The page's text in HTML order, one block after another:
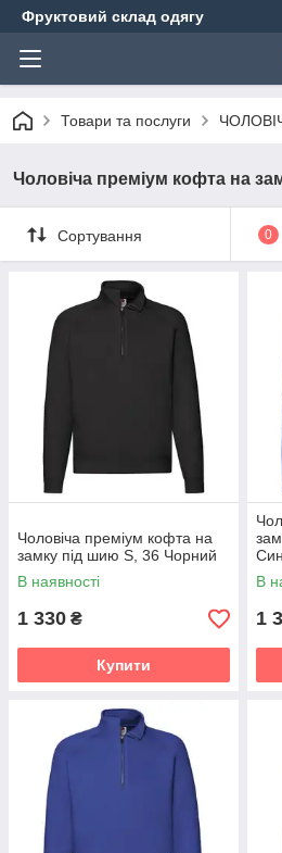
Фруктовий склад одягу
Товари та послуги
Чоловіча преміум кофта на
Сортування 0
Чоловіча преміум кофта на
замку під шию S, 36 Чорний
В наявності
1 330 ₴
Купити
В
1